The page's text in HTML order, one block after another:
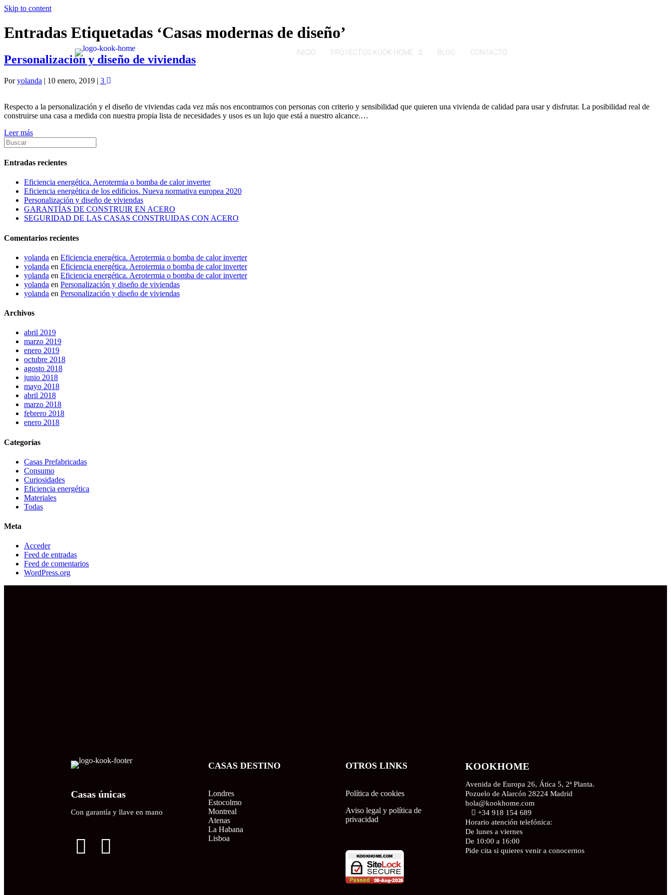
Skip to content
INICIO PROYECTOS KOOK HOME BLOG CONTACTO
Entradas Etiquetadas ‘Casas modernas de diseño’
Personalización y diseño de viviendas
Poryolanda | 10 enero, 2019 | 3
Respecto a la personalización y el diseño de viviendas cada vez más nos encontramos con personas con criterio y sensibilidad que quieren una vivienda de calidad para usar y disfrutar. La posibilidad real de
construirse una casa a medida con nuestra propia lista de necesidades y usos es un lujo que está a nuestro alcance.…
Leer más
Entradas recientes
Eficiencia energética. Aerotermia o bomba de calor inverter
Eficiencia energética de los edificios. Nueva normativa europea 2020
Personalización y diseño de viviendas
GARANTÍAS DE CONSTRUIR EN ACERO
SEGURIDAD DE LAS CASAS CONSTRUIDAS CON ACERO
Comentarios recientes
yolanda en Eficiencia energética. Aerotermia o bomba de calor inverter
yolanda en Eficiencia energética. Aerotermia o bomba de calor inverter
yolanda en Eficiencia energética. Aerotermia o bomba de calor inverter
yolanda en Personalización y diseño de viviendas
yolanda en Personalización y diseño de viviendas
Archivos
abril 2019
marzo 2019
enero 2019
octubre 2018
agosto 2018
junio 2018
mayo 2018
abril 2018
marzo 2018
febrero 2018
enero 2018
Categorías
Casas Prefabricadas
Consumo
Curiosidades
Eficiencia energética
Materiales
Todas
Meta
Acceder
Feed de entradas
Feed de comentarios
WordPress.org
Casas únicas
Con garantía y llave en mano
CASAS DESTINO
Londres
Estocolmo
Montreal
Atenas
La Habana
Lisboa
OTROS LINKS
Política de cookies
Aviso legal y política de
privacidad
KOOKHOME
Avenida de Europa 26, Ática 5, 2ª Planta.
Pozuelo de Alarcón 28224 Madrid
hola@kookhome.com
+34 918 154 689
Horario atención telefónica:
De lunes a viernes
De 10:00 a 16:00
Pide cita si quieres venir a conocernos